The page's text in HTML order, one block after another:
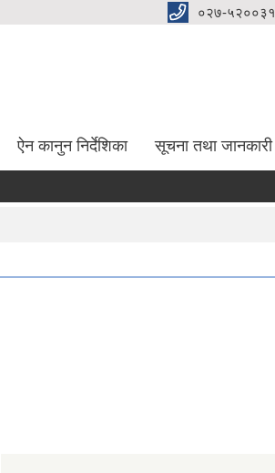
०२७-५२००३१
ऐन कानुन निर्देशिका सूचना तथा जानकारी